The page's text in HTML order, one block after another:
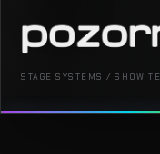
STAGE SYSTEMS / SHOW